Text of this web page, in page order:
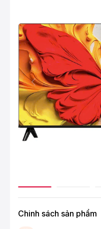
Chinh sách sản phẩm